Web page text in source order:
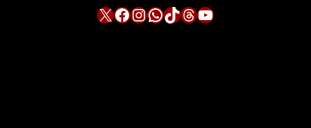
X Facebook InstagramWhatsApp TikTok Threads YouTube